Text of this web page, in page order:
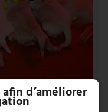
d’améliorer